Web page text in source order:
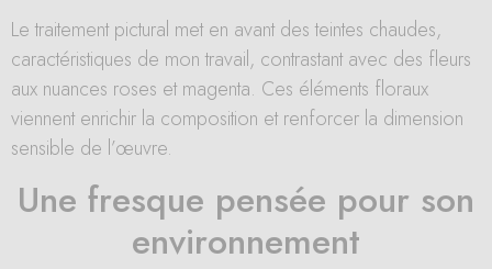
Le traitement pictural met en avant des teintes chaudes,
caractéristiques de mon travail, contrastant avec des fleurs
aux nuances roses et magenta. Ces éléments floraux
viennent enrichir la composition et renforcer la dimension
sensible de l’œuvre.
Une fresque pensée pour son
environnement